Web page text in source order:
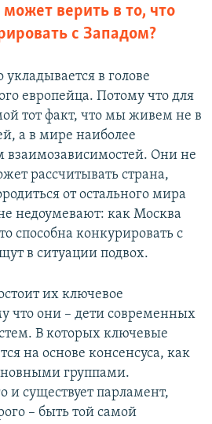
верить в то, что
с Западом?
в голове
европейца. Потому что для
тот факт, что мы живем не в
а в мире наиболее
взаимозависимостей. Они не
рассчитывать страна,
от остального мира
недоумевают: как Москва
способна конкурировать с
в ситуации подвох.
их ключевое
что они – дети современных
В которых ключевые
на основе консенсуса, как
группами.
и существует парламент,
– быть той самой